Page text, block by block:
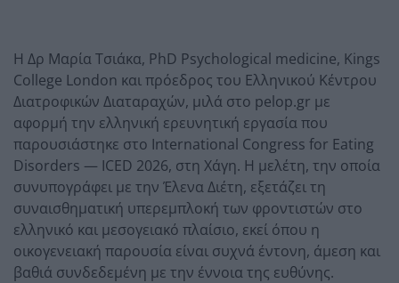
Η Δρ Μαρία Τσιάκα, PhD Psychological medicine, Kings
College London και πρόεδρος του Ελληνικού Κέντρου
Διατροφικών Διαταραχών, μιλά στο pelop.gr με
αφορμή την ελληνική ερευνητική εργασία που
παρουσιάστηκε στο International Congress for Eating
Disorders — ICED 2026, στη Χάγη. Η μελέτη, την οποία
συνυπογράφει με την Έλενα Διέτη, εξετάζει τη
συναισθηματική υπερεμπλοκή των φροντιστών στο
ελληνικό και μεσογειακό πλαίσιο, εκεί όπου η
οικογενειακή παρουσία είναι συχνά έντονη, άμεση και
βαθιά συνδεδεμένη με την έννοια της ευθύνης.